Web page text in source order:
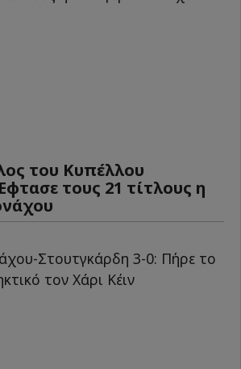
του Κυπέλλου
τους 21 τίτλους η